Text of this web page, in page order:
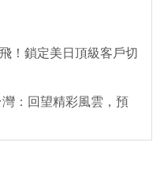
！鎖定美日頂級客戶切
：回望精彩風雲，預